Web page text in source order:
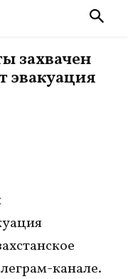
захвачен
эвакуация
канале.